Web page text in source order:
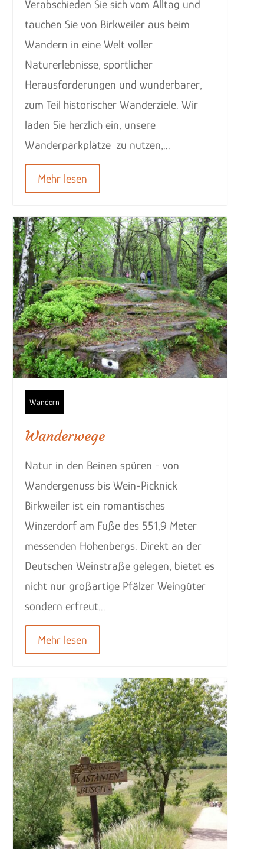
Verabschieden Sie sich vom Alltag und
tauchen Sie von Birkweiler aus beim
Wandern in eine Welt voller
Naturerlebnisse, sportlicher
Herausforderungen und wunderbarer,
zum Teil historischer Wanderziele. Wir
laden Sie herzlich ein, unsere
Wanderparkplätze zu nutzen,...
Mehr lesen
Wandern
Wanderwege
Natur in den Beinen spüren - von
Wandergenuss bis Wein-Picknick
Birkweiler ist ein romantisches
Winzerdorf am Fuße des 551,9 Meter
messenden Hohenbergs. Direkt an der
Deutschen Weinstraße gelegen, bietet es
nicht nur großartige Pfälzer Weingüter
sondern erfreut...
Mehr lesen